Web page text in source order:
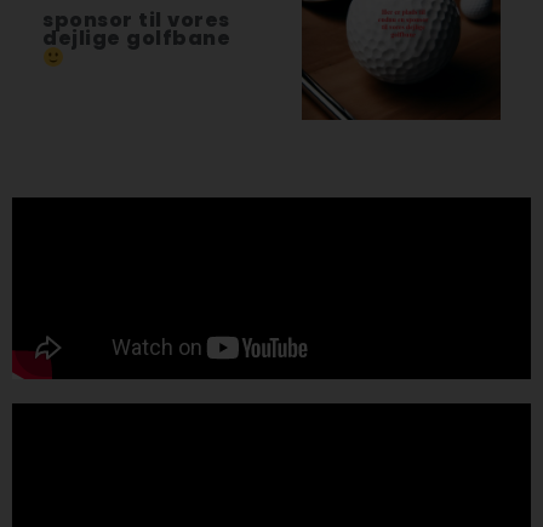
sponsor til vores
dejlige golfbane